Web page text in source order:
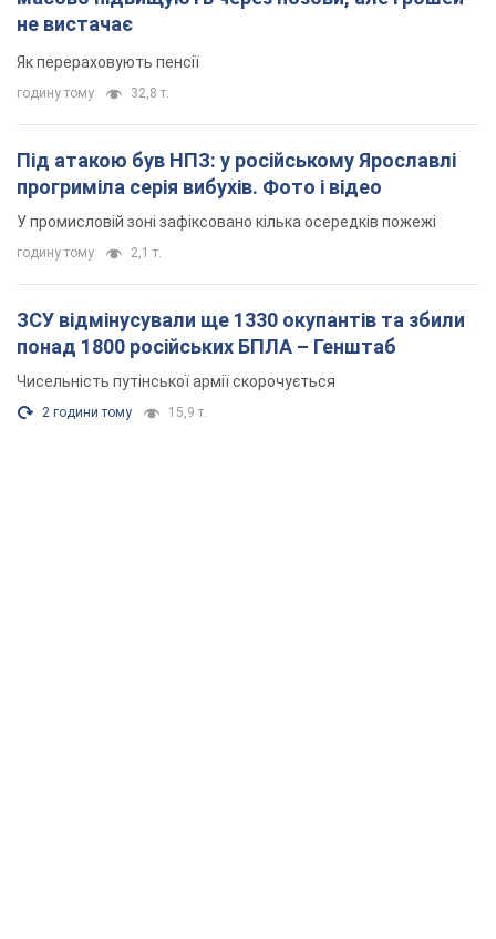
ЗСУ відмінусували ще 1330 окупантів та збили
понад 1800 російських БПЛА – Генштаб
Чисельність путінської армії скорочується
2 години тому 15,9 т.